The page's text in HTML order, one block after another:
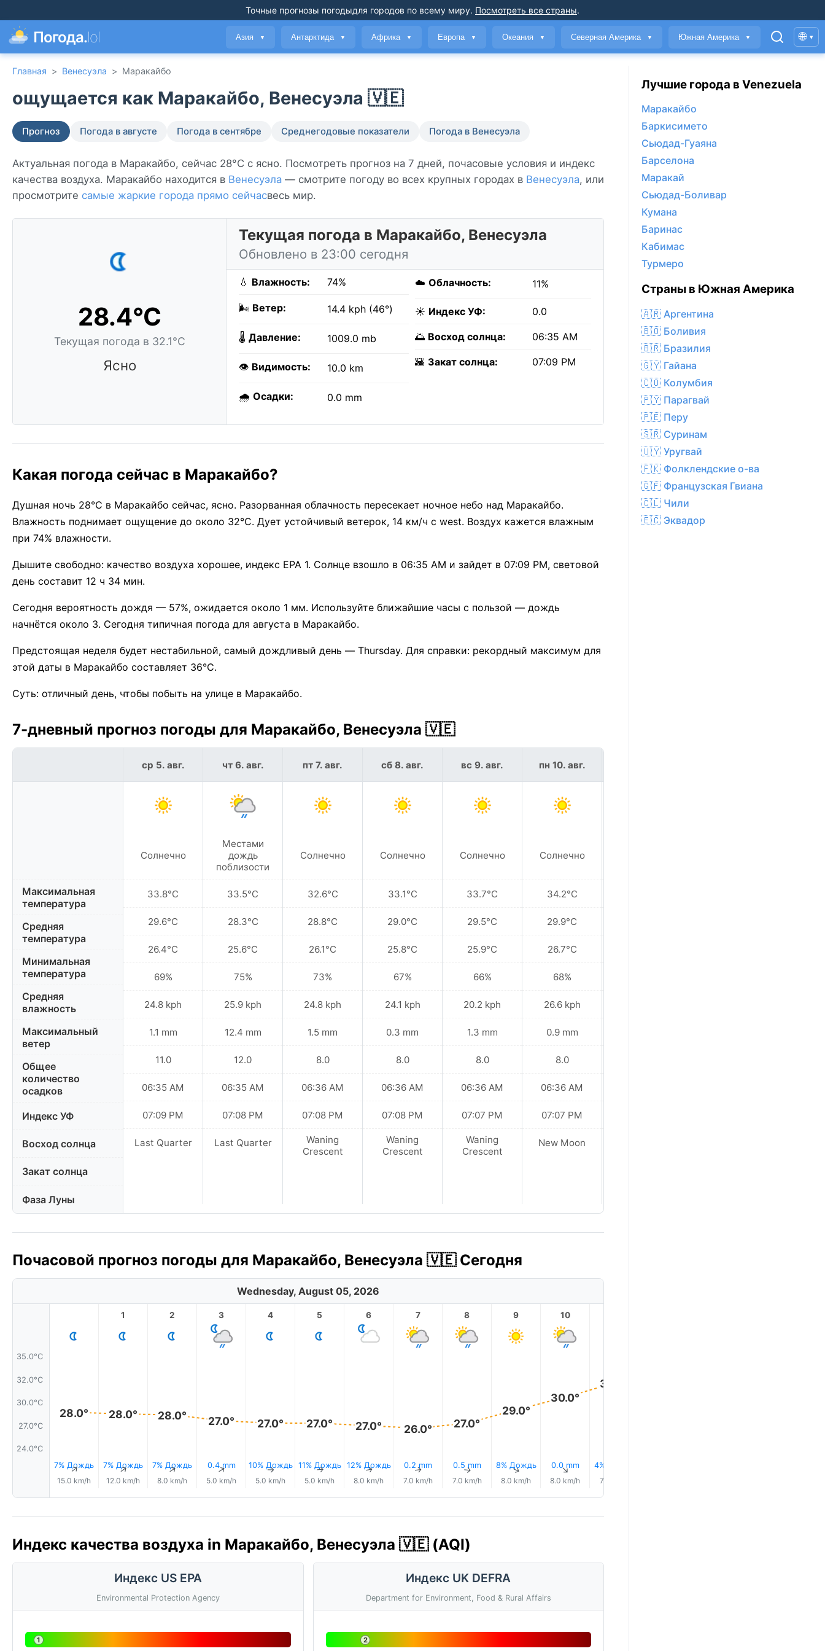
Точные прогнозы погодыдля городов по всему миру. Посмотреть все страны.
Погода.lol Азия ▼ Антарктида ▼ Африка ▼ Европа ▼ Океания ▼ Северная Америка ▼ Южная Америка ▼ 🌐 ▾
Главная > Венесуэла > Маракайбо
ощущается как Маракайбо, Венесуэла 🇻🇪
Прогноз Погода в августе Погода в сентябре Среднегодовые показатели Погода в Венесуэла
Актуальная погода в Маракайбо, сейчас 28°C с ясно. Посмотреть прогноз на 7 дней, почасовые условия и индекс
качества воздуха. Маракайбо находится в Венесуэла — смотрите погоду во всех крупных городах в Венесуэла, или
просмотрите самые жаркие города прямо сейчасвесь мир.
28.4°C
Текущая погода в 32.1°C
Ясно
Текущая погода в Маракайбо, Венесуэла
Обновлено в 23:00 сегодня
💧 Влажность: 74%
🌬️ Ветер: 14.4 kph (46°)
🌡️ Давление: 1009.0 mb
👁️ Видимость: 10.0 km
🌧️ Осадки: 0.0 mm
☁️ Облачность: 11%
☀️ Индекс УФ: 0.0
🌅 Восход солнца: 06:35 AM
🌇 Закат солнца: 07:09 PM
Какая погода сейчас в Маракайбо?
Душная ночь 28°C в Маракайбо сейчас, ясно. Разорванная облачность пересекает ночное небо над Маракайбо.
Влажность поднимает ощущение до около 32°C. Дует устойчивый ветерок, 14 км/ч с west. Воздух кажется влажным
при 74% влажности.
Дышите свободно: качество воздуха хорошее, индекс EPA 1. Солнце взошло в 06:35 AM и зайдет в 07:09 PM, световой
день составит 12 ч 34 мин.
Сегодня вероятность дождя — 57%, ожидается около 1 мм. Используйте ближайшие часы с пользой — дождь
начнётся около 3. Сегодня типичная погода для августа в Маракайбо.
Предстоящая неделя будет нестабильной, самый дождливый день — Thursday. Для справки: рекордный максимум для
этой даты в Маракайбо составляет 36°C.
Суть: отличный день, чтобы побыть на улице в Маракайбо.
7-дневный прогноз погоды для Маракайбо, Венесуэла 🇻🇪
Максимальная
температура
Средняя
температура
Минимальная
температура
Средняя
влажность
Максимальный
ветер
Общее
количество
осадков
Индекс УФ
Восход солнца
Закат солнца
Фаза Луны
ср 5. авг.
Солнечно
33.8°C
29.6°C
26.4°C
69%
24.8 kph
1.1 mm
11.0
06:35 AM
07:09 PM
Last Quarter
чт 6. авг.
Местами
дождь
поблизости
33.5°C
28.3°C
25.6°C
75%
25.9 kph
12.4 mm
12.0
06:35 AM
07:08 PM
Last Quarter
пт 7. авг.
Солнечно
32.6°C
28.8°C
26.1°C
73%
24.8 kph
1.5 mm
8.0
06:36 AM
07:08 PM
Waning
Crescent
сб 8. авг.
Солнечно
33.1°C
29.0°C
25.8°C
67%
24.1 kph
0.3 mm
8.0
06:36 AM
07:08 PM
Waning
Crescent
вс 9. авг.
Солнечно
33.7°C
29.5°C
25.9°C
66%
20.2 kph
1.3 mm
8.0
06:36 AM
07:07 PM
Waning
Crescent
пн 10. авг.
Солнечно
34.2°C
29.9°C
26.7°C
68%
26.6 kph
0.9 mm
8.0
06:36 AM
07:07 PM
New Moon
Почасовой прогноз погоды для Маракайбо, Венесуэла 🇻🇪 Сегодня
Wednesday, August 05, 2026
35.0°C
32.0°C
30.0°C
27.0°C
24.0°C
28.0°
7% Дождь
↑
15.0 km/h
1
28.0°
7% Дождь
↑
12.0 km/h
2
28.0°
7% Дождь
↑
8.0 km/h
3
27.0°
0.4 mm
↑
5.0 km/h
4
27.0°
10% Дождь
↑
5.0 km/h
5
27.0°
11% Дождь
↑
5.0 km/h
6
27.0°
12% Дождь
↑
8.0 km/h
7
26.0°
0.2 mm
↑
7.0 km/h
8
27.0°
0.5 mm
↑
7.0 km/h
9
29.0°
8% Дождь
↑
8.0 km/h
10
30.0°
0.0 mm
↑
8.0 km/h
32.0°
4% Дождь
7.0 km/h
Индекс качества воздуха in Маракайбо, Венесуэла 🇻🇪 (AQI)
Индекс US EPA
Environmental Protection Agency
1
Индекс UK DEFRA
Department for Environment, Food & Rural Affairs
2
Лучшие города в Venezuela
Маракайбо
Баркисимето
Сьюдад-Гуаяна
Барселона
Маракай
Сьюдад-Боливар
Кумана
Баринас
Кабимас
Турмеро
Страны в Южная Америка
🇦🇷 Аргентина
🇧🇴 Боливия
🇧🇷 Бразилия
🇬🇾 Гайана
🇨🇴 Колумбия
🇵🇾 Парагвай
🇵🇪 Перу
🇸🇷 Суринам
🇺🇾 Уругвай
🇫🇰 Фолклендские о-ва
🇬🇫 Французская Гвиана
🇨🇱 Чили
🇪🇨 Эквадор